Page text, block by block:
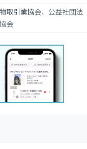
取引業協会、公益社団法
会